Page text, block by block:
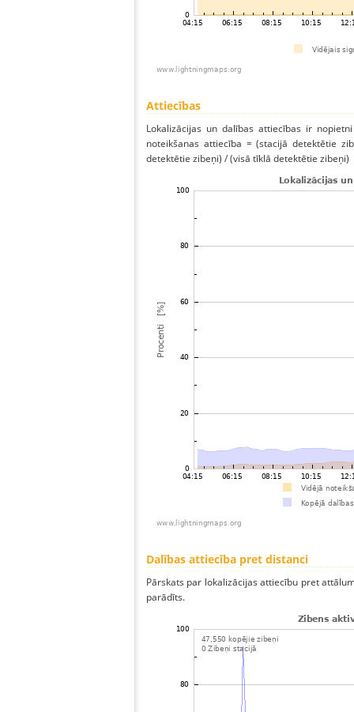
Attiecības
Lokalizācijas un dalības attiecības ir
noteikšanas attiecība = (stacijā detektētie
detektētie zibeņi) / (visā tīklā detektētie zibeņi)
Dalības attiecība pret distanci
Pārskats par lokalizācijas attiecību pret
parādīts.